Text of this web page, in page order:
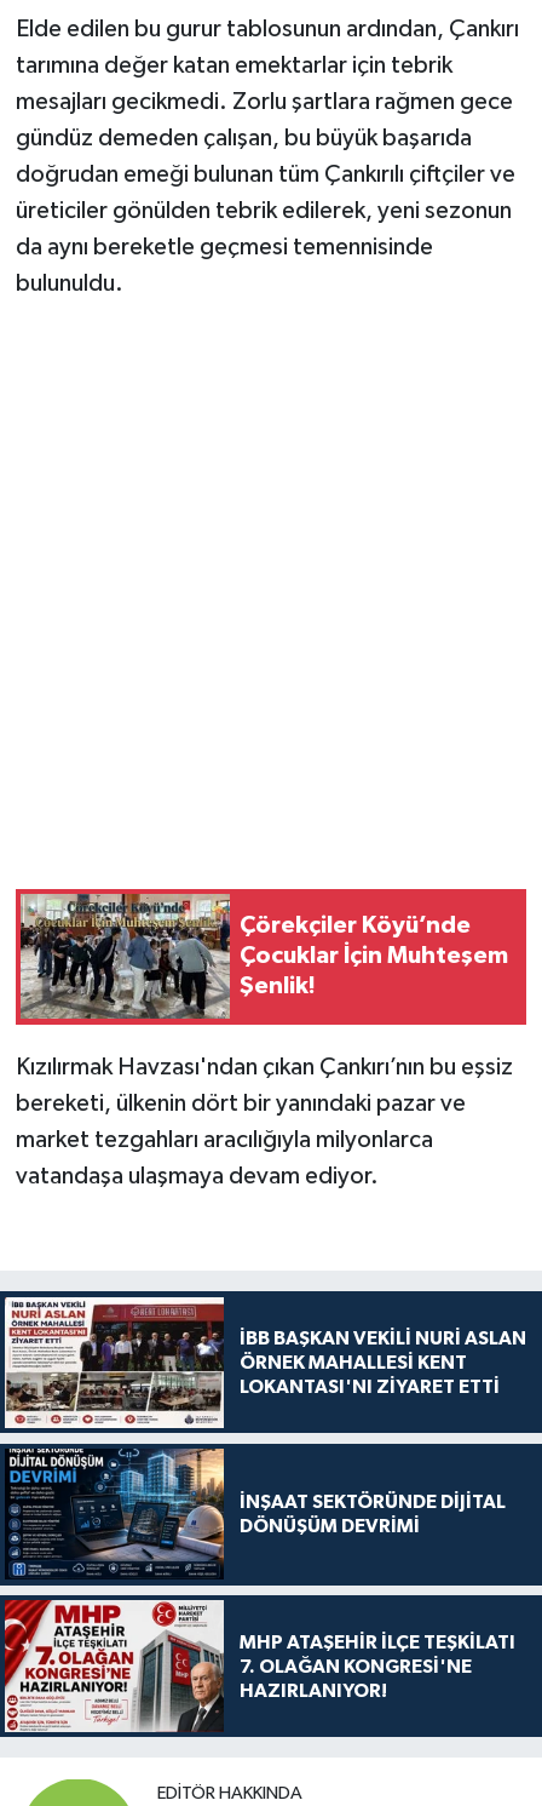
Elde edilen bu gurur tablosunun ardından, Çankırı
tarımına değer katan emektarlar için tebrik
mesajları gecikmedi. Zorlu şartlara rağmen gece
gündüz demeden çalışan, bu büyük başarıda
doğrudan emeği bulunan tüm Çankırılı çiftçiler ve
üreticiler gönülden tebrik edilerek, yeni sezonun
da aynı bereketle geçmesi temennisinde
bulunuldu.
Çörekçiler Köyü’nde
Çocuklar İçin Muhteşem
Şenlik!
Kızılırmak Havzası'ndan çıkan Çankırı’nın bu eşsiz
bereketi, ülkenin dört bir yanındaki pazar ve
market tezgahları aracılığıyla milyonlarca
vatandaşa ulaşmaya devam ediyor.
İBB BAŞKAN VEKİLİ NURİ ASLAN
ÖRNEK MAHALLESİ KENT
LOKANTASI'NI ZİYARET ETTİ
İNŞAAT SEKTÖRÜNDE DİJİTAL
DÖNÜŞÜM DEVRİMİ
MHP ATAŞEHİR İLÇE TEŞKİLATI
7. OLAĞAN KONGRESİ'NE
HAZIRLANIYOR!
EDITÖR HAKKINDA